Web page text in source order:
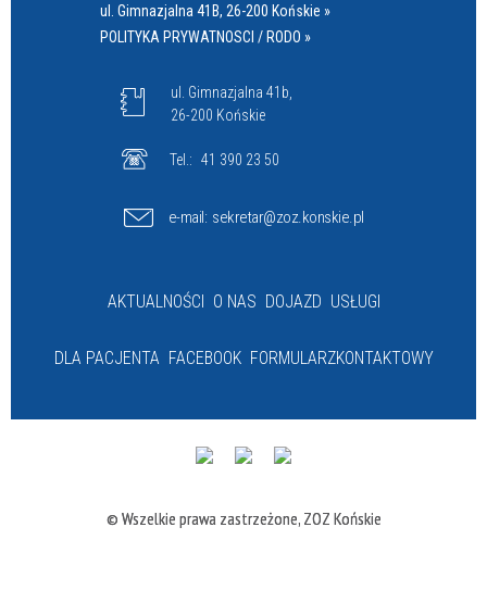
ul. Gimnazjalna 41B, 26-200 Końskie »
POLITYKA PRYWATNOSCI / RODO »
ul. Gimnazjalna 41b,
26-200 Końskie
Tel.: 41 390 23 50
e-mail: sekretar@zoz.konskie.pl
AKTUALNOŚCI O NAS DOJAZD USŁUGI
DLA PACJENTA FACEBOOK FORMULARZKONTAKTOWY
© Wszelkie prawa zastrzeżone, ZOZ Końskie